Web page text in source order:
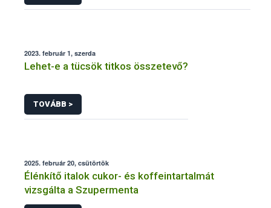
2023. február 1, szerda
Lehet-e a tücsök titkos összetevő?
TOVÁBB >
2025. február 20, csütörtök
Élénkítő italok cukor- és koffeintartalmát
vizsgálta a Szupermenta